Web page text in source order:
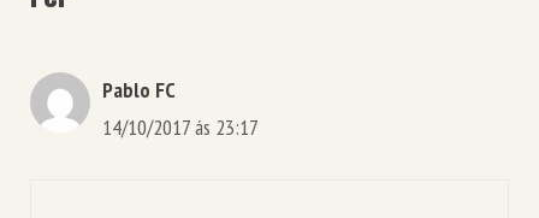
Pablo FC
14/10/2017 ás 23:17